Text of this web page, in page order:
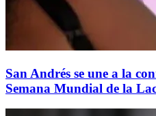
San Andrés se une a la
Semana Mundial de la